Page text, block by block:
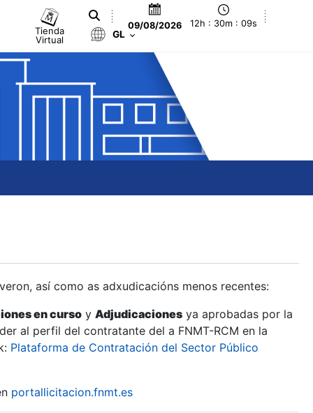
Tienda
Virtual
09/08/2026 12h : 30m : 10s
GL
así como as adxudicacións menos recentes:
en curso y Adjudicaciones ya aprobadas por la
al perfil del contratante del a FNMT-RCM en la
Plataforma de Contratación del Sector Público
portallicitacion.fnmt.es